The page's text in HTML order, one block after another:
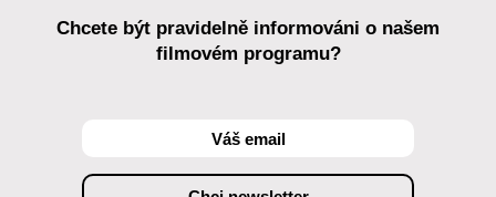
Chcete být pravidelně informováni o našem
filmovém programu?